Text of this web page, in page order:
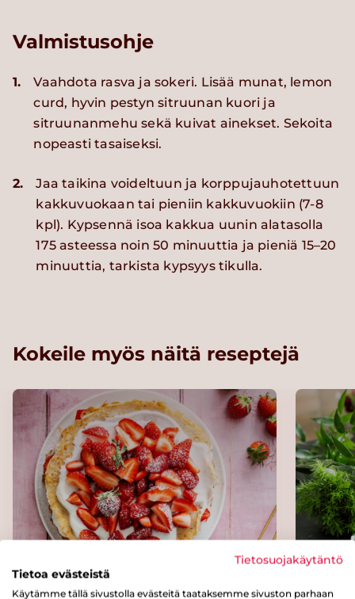
Valmistusohje
1.
Vaahdota rasva ja sokeri. Lisää munat, lemon
curd, hyvin pestyn sitruunan kuori ja
sitruunanmehu sekä kuivat ainekset. Sekoita
nopeasti tasaiseksi.
2.
Jaa taikina voideltuun ja korppujauhotettuun
kakkuvuokaan tai pieniin kakkuvuokiin (7-8
kpl). Kypsennä isoa kakkua uunin alatasolla
175 asteessa noin 50 minuuttia ja pieniä 15–20
minuuttia, tarkista kypsyys tikulla.
Kokeile myös näitä reseptejä
Lettukakku
Tietosuojakäytäntö
Tietoa evästeistä
Käytämme tällä sivustolla evästeitä taataksemme sivuston parhaan